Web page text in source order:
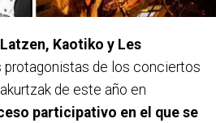
Kaotiko y Les
de los conciertos
de este año en
participativo en el que se